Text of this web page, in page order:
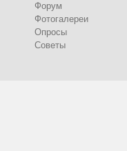
Форум
Фотогалереи
Опросы
Советы